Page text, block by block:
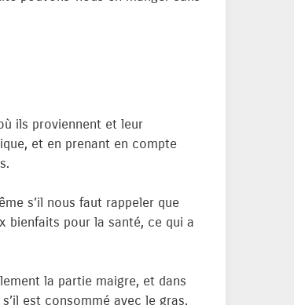
ils proviennent et leur
et en prenant en compte
s’il nous faut rappeler que
bienfaits pour la santé, ce qui a
la partie maigre, et dans
est consommé avec le gras,